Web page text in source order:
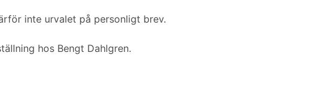
inte urvalet på personligt brev.
hos Bengt Dahlgren.